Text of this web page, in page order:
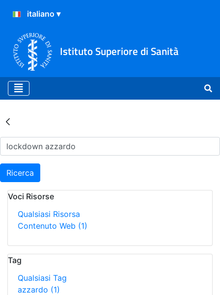
Istituto Superiore di Sanità
Risultati della Ricerca -
Ricerca
Voci Risorse
Qualsiasi Risorsa
Contenuto Web (1)
Tag
Qualsiasi Tag
azzardo (1)